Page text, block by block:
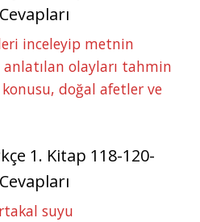
inceleyip metnin
olayları tahmin
doğal afetler ve
1. Kitap 118-120-
suyu